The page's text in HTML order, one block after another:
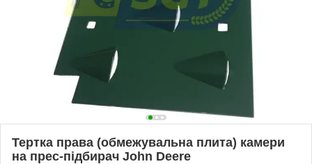
Тертка права (обмежувальна плита) камери
на прес-підбирач John Deere